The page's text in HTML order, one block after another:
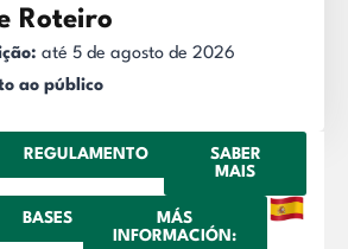
Roteiro
até 5 de agosto de 2026
ao público
REGULAMENTO
SABER
MAIS
BASES
MÁS
INFORMACIÓN: